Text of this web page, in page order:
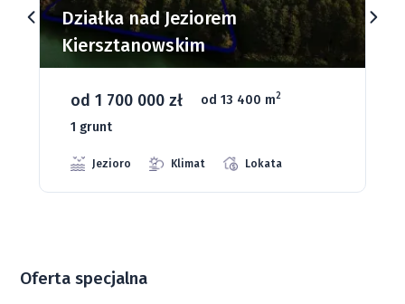
Działki budowlane nad Jeziorem
Dąbrowa Mała
od 93 280 zł od 1075 m2
Oferta specjalna